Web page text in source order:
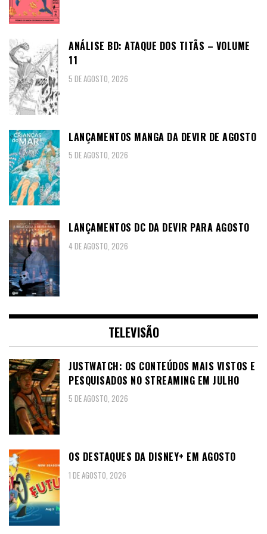
ANÁLISE BD: ATAQUE DOS TITÃS – VOLUME
11
5 DE AGOSTO, 2026
LANÇAMENTOS MANGA DA DEVIR DE AGOSTO
5 DE AGOSTO, 2026
LANÇAMENTOS DC DA DEVIR PARA AGOSTO
4 DE AGOSTO, 2026
TELEVISÃO
JUSTWATCH: OS CONTEÚDOS MAIS VISTOS E
PESQUISADOS NO STREAMING EM JULHO
5 DE AGOSTO, 2026
OS DESTAQUES DA DISNEY+ EM AGOSTO
1 DE AGOSTO, 2026